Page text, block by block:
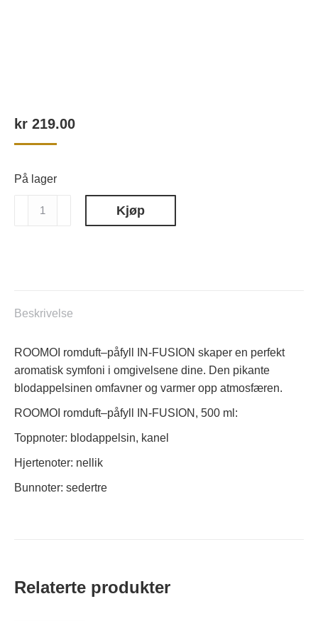
kr 219.00
På lager
antall
Kjøp
Beskrivelse
ROOMOI romduft–påfyll IN-FUSION skaper en perfekt
aromatisk symfoni i omgivelsene dine. Den pikante
blodappelsinen omfavner og varmer opp atmosfæren.
ROOMOI romduft–påfyll IN-FUSION, 500 ml:
Toppnoter: blodappelsin, kanel
Hjertenoter: nellik
Bunnoter: sedertre
Relaterte produkter